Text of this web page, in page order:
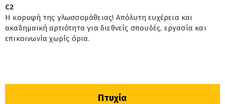
C2
Η κορυφή της γλωσσομάθειας! Απόλυτη ευχέρεια και
ακαδημαϊκή αρτιότητα για διεθνείς σπουδές, εργασία και
επικοινωνία χωρίς όρια.
Πτυχία